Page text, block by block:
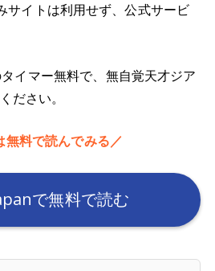
サイトは利用せず、公式サービ
イマー無料で、無自覚天才ジア
ださい。
無料で読んでみる／
で無料で読む